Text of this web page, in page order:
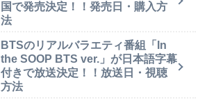
国で発売決定！！発売日・購入方
法
BTSのリアルバラエティ番組「In
the SOOP BTS ver.」が日本語字幕
付きで放送決定！！放送日・視聴
方法